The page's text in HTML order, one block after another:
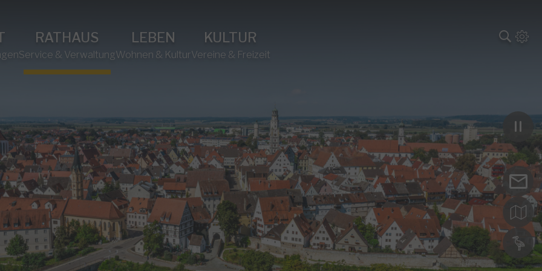
RATHAUS
Service & Verwaltung
LEBEN
Wohnen & Kultur
KULTUR
Vereine & Freizeit